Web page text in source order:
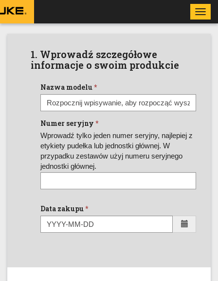
1. Wprowadź szczegółowe
informacje o swoim produkcie
Nazwa modelu
Numer seryjny
Wprowadź tylko jeden numer seryjny, najlepiej z
etykiety pudełka lub jednostki głównej. W
przypadku zestawów użyj numeru seryjnego
jednostki głównej.
Data zakupu